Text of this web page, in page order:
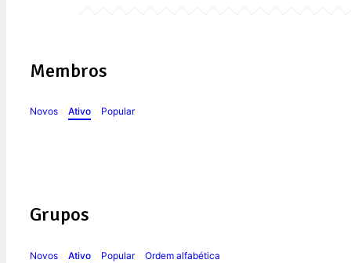
Membros
Novos Ativo Popular
Grupos
Novos Ativo Popular Ordem alfabética